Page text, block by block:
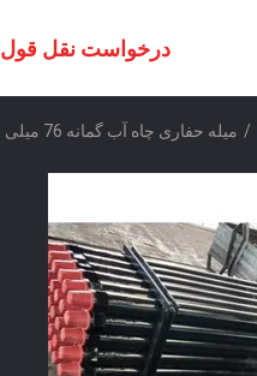
درخواست نقل قول
/ میله حفاری چاه آب گمانه 76 میلی متری با جوش اصطکاکی